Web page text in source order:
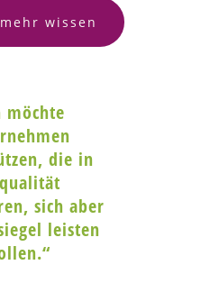
wissen
möchte
die in
sich aber
leisten